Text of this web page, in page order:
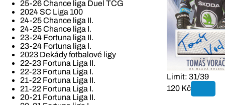
25-26 Chance liga Duel TCG
2024 SC Liga 100
24-25 Chance liga II.
24-25 Chance liga I.
23-24 Fortuna liga II.
23-24 Fortuna liga I.
2023 Dekády fotbalové ligy
22-23 Fortuna Liga II.
22-23 Fortuna Liga I.
21-22 Fortuna Liga II.
21-22 Fortuna Liga I.
20-21 Fortuna Liga II.
Limit: 31/39
120 Kč